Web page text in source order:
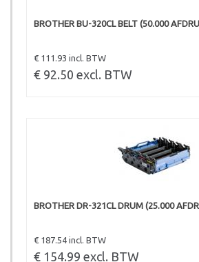
BROTHER BU-320CL BELT (50.000
€ 111.93 incl. BTW
€ 92.50 excl. BTW
BROTHER DR-321CL DRUM (25.000
€ 187.54 incl. BTW
€ 154.99 excl. BTW